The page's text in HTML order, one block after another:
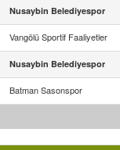
Nusaybin Belediyespor
Vangölü Sportif Faaliyetler
Nusaybin Belediyespor
Batman Sasonspor